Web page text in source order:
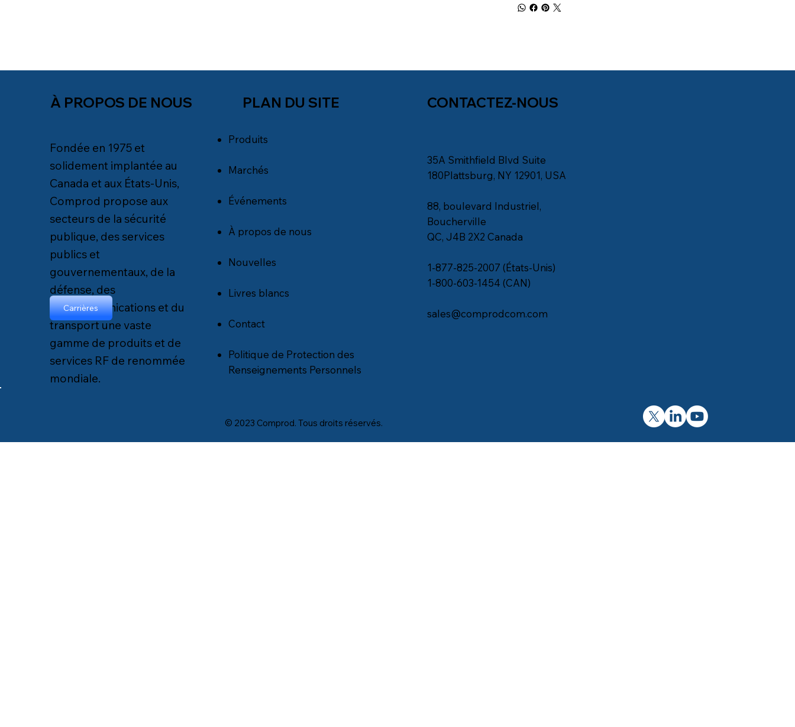
À PROPOS DE NOUS
Fondée en 1975 et
solidement implantée au
Canada et aux États-Unis,
Comprod propose aux
secteurs de la sécurité
publique, des services
publics et
gouvernementaux, de la
défense, des
télécommunications et du
transport une vaste
gamme de produits et de
services RF de renommée
mondiale.
Carrières
PLAN DU SITE
Produits
Marchés
Événements
À propos de nous
Nouvelles
Livres blancs
Contact
Politique de Protection des
Renseignements Personnels
CONTACTEZ-NOUS
35A Smithfield Blvd Suite
180Plattsburg, NY 12901, USA
88, boulevard Industriel,
Boucherville
QC, J4B 2X2 Canada
1-877-825-2007 (États-Unis)
1-800-603-1454 (CAN)
sales@comprodcom.com
© 2023 Comprod. Tous droits réservés.